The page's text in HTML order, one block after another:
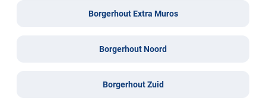
Borgerhout Extra Muros
Borgerhout Noord
Borgerhout Zuid